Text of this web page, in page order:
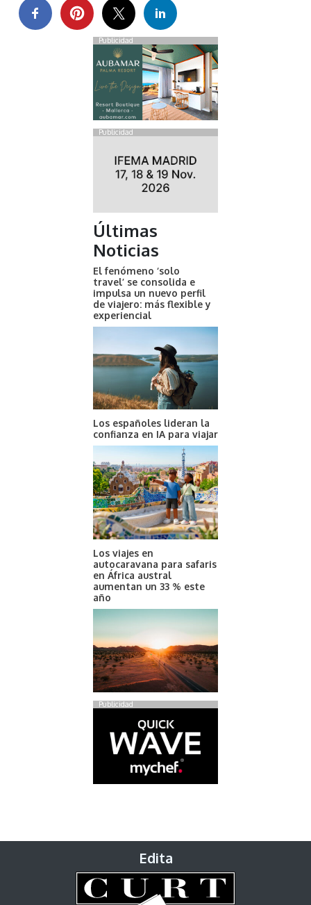
Publicidad
Publicidad
Últimas
Noticias
El fenómeno ‘solo
travel’ se consolida e
impulsa un nuevo perfil
de viajero: más flexible y
experiencial
Los españoles lideran la
confianza en IA para viajar
Los viajes en
autocaravana para safaris
en África austral
aumentan un 33 % este
año
Publicidad
Edita